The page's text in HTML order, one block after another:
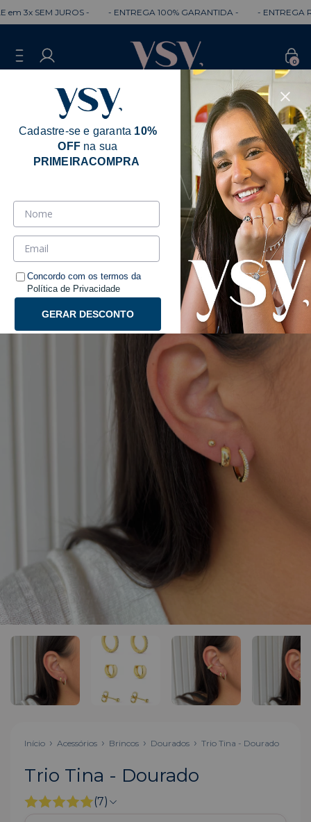
SEM JUROS - - ENTREGA 100% GARANTIDA - - ENTREGA
0
Início Acessórios Brincos Dourados Trio Tina - Dourado
Trio Tina - Dourado
(7)
Cadastre-se e garanta 10%
OFF na sua
PRIMEIRACOMPRA
Concordo com os termos da
Política de Privacidade
GERAR DESCONTO